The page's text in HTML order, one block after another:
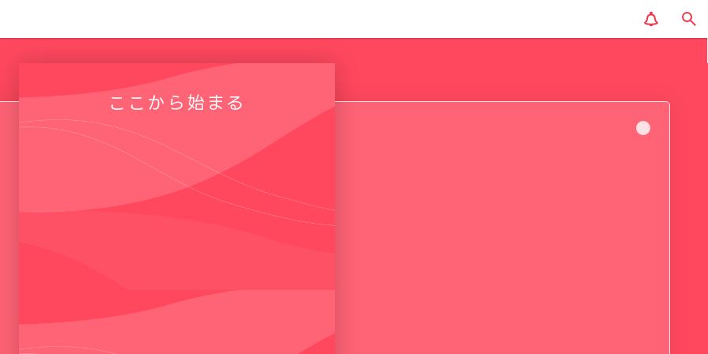
ここから始まる